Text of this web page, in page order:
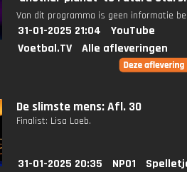
Van dit programma is geen informatie
31-01-2025 21:04
YouTube
Voetbal.TV
Alle afleveringen
De slimste mens: Afl. 30
Finalist: Lisa Loeb.
31-01-2025 20:35 NPO1